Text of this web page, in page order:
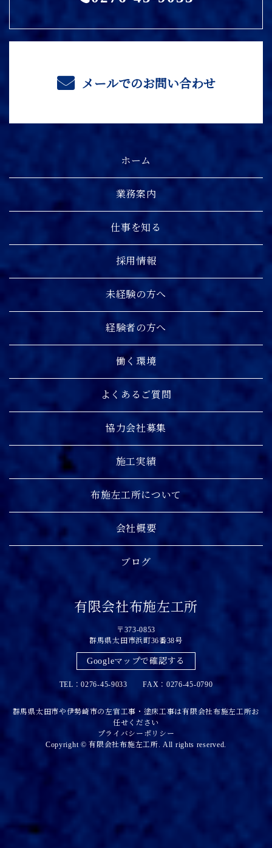
メールでのお問い合わせ
ホーム
業務案内
仕事を知る
採用情報
未経験の方へ
経験者の方へ
働く環境
よくあるご質問
協力会社募集
施工実績
布施左工所について
会社概要
ブログ
有限会社布施左工所
〒373-0853
群馬県太田市浜町36番38号
Googleマップで確認する
TEL：0276-45-9033 FAX：0276-45-0790
群馬県太田市や伊勢崎市の左官工事・塗床工事は有限会社布施左工所お
任せください
プライバシーポリシー
Copyright © 有限会社布施左工所. All rights reserved.